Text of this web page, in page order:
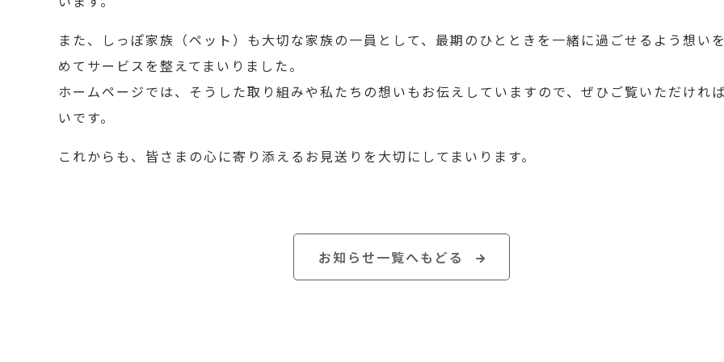
また、しっぽ家族（ペット）も大切な家族の一員として、最期のひとときを一緒に過ごせるよう想い
めてサービスを整えてまいりました。
ホームページでは、そうした取り組みや私たちの想いもお伝えしていますので、ぜひご覧いただけれ
いです。
これからも、皆さまの心に寄り添えるお見送りを大切にしてまいります。
お知らせ一覧へもどる